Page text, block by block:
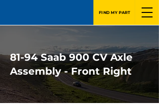
FIND MY PART
81-94 Saab 900 CV Axle
Assembly - Front Right